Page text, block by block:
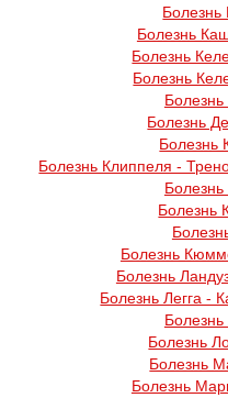
Болезнь
Болезнь
Болезнь
Болезнь
Болезнь
Болезнь
Болезнь Клиппеля -
Болезнь
Болезнь
Болезнь
Болезнь
Болезнь Легга -
Болезнь
Болезнь
Болезнь
Болезнь